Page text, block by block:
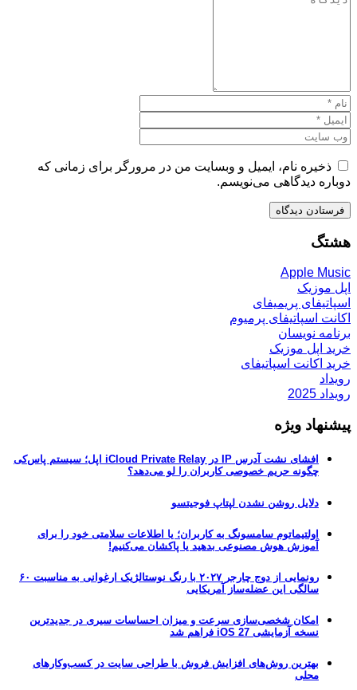
ذخیره نام، ایمیل و وبسایت من در مرورگر برای زمانی که
دوباره دیدگاهی می‌نویسم.
هشتگ
Apple Music
اپل موزیک
اسپاتیفای پریمیفای
اکانت اسپاتیفای پرمیوم
برنامه نویسان
خرید اپل موزیک
خرید اکانت اسپاتیفای
رویداد
رویداد 2025
پیشنهاد ویژه
افشای نشت آدرس IP در iCloud Private Relay اپل؛ سیستم پاس‌کی
چگونه حریم خصوصی کاربران را لو می‌دهد؟
دلایل روشن نشدن لپتاپ فوجیتسو
اولتیماتوم سامسونگ به کاربران؛ یا اطلاعات سلامتی خود را برای
آموزش هوش مصنوعی بدهید یا پاکشان می‌کنیم!
رونمایی از دوج چارجر ۲۰۲۷ با رنگ نوستالژیک ارغوانی به مناسبت ۶۰
سالگی این عضله‌ساز آمریکایی
امکان شخصی‌سازی سرعت و میزان احساسات سیری در جدیدترین
نسخه آزمایشی iOS 27 فراهم شد
بهترین روش‌های افزایش فروش با طراحی سایت در کسب‌وکارهای
محلی